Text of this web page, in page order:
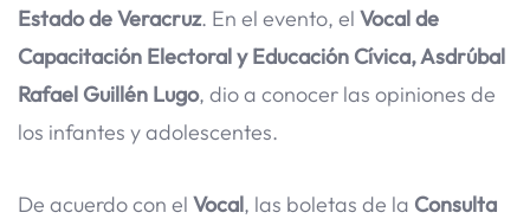
Estado de Veracruz. En el evento, el Vocal de
Capacitación Electoral y Educación Cívica, Asdrúbal
Rafael Guillén Lugo, dio a conocer las opiniones de
los infantes y adolescentes.
De acuerdo con el Vocal, las boletas de la Consulta